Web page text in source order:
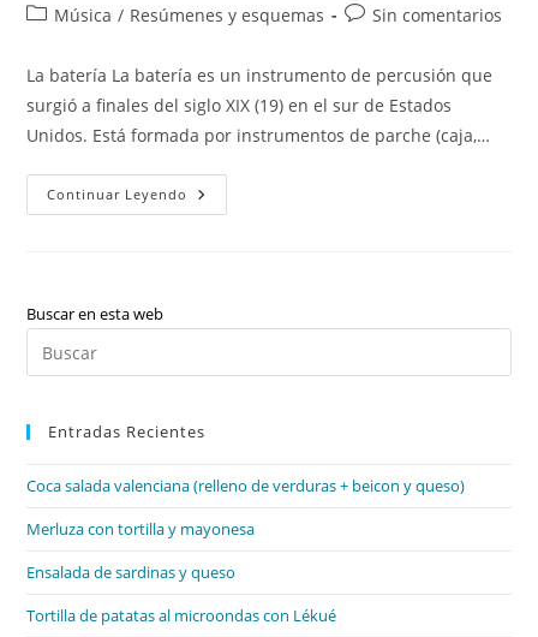
de
de
Categoría
la
entrada:
Música / Resúmenes y esquemas
Comentarios
la
entrada:
Sin comentarios
La batería La batería es un instrumento de percusión que
surgió a finales del siglo XIX (19) en el sur de Estados
Unidos. Está formada por instrumentos de parche (caja,…
Continuar Leyendo Batería,
Decálogo
De
Buscar en esta web
Entradas Recientes
Coca salada valenciana (relleno de verduras + beicon y queso)
Merluza con tortilla y mayonesa
Ensalada de sardinas y queso
Tortilla de patatas al microondas con Lékué